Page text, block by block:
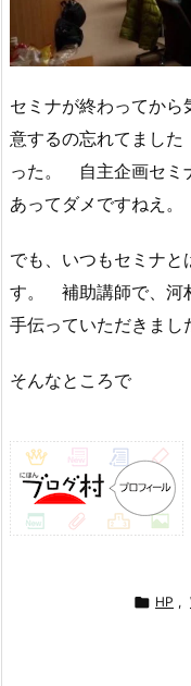
セミナが終わってか
意するの忘れてまし
った。 自主企画セミ
あってダメですねえ。
でも、いつもセミナ
す。 補助講師で、河
手伝っていただきまし
そんなところで
 HP ,